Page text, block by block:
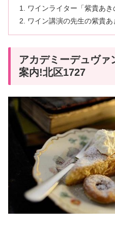
ワインライター「紫貴あ
ワイン講演の先生の紫貴
アカデミーデュヴァ
案内!北区1727